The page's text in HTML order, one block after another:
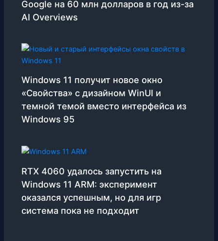
Google на 60 млн долларов в год из-за
AI Overviews
Windows 11 получит новое окно
«Свойства» с дизайном WinUI и
темной темой вместо интерфейса из
Windows 95
RTX 4060 удалось запустить на
Windows 11 ARM: эксперимент
оказался успешным, но для игр
система пока не подходит